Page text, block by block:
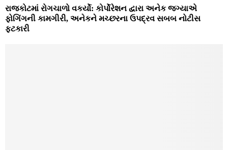
રાજકોટમાં રોગચાળો વકર્યો: કોર્પોરેશન દ્વારા અનેક જગ્યાએ
ફોગિંગની કામગીરી, અનેકને મચ્છરના ઉપદ્રવ સબબ નોટીસ
ફટકારી